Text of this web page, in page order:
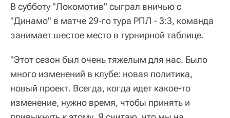
В субботу "Локомотив" сыграл вничью с
"Динамо" в матче 29-го тура РПЛ - 3:3, команда
занимает шестое место в турнирной таблице.
"Этот сезон был очень тяжелым для нас. Было
много изменений в клубе: новая политика,
новый проект. Всегда, когда идет какое-то
изменение, нужно время, чтобы принять и